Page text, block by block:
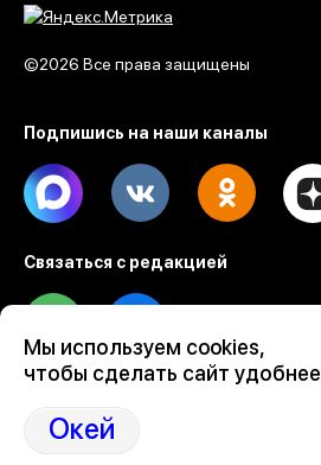
©2026 Все права защищены
Подпишись на наши каналы
Max
Связаться с редакцией
Tel Email
Разработка веб проектов Evrone
Custom software & mobile development
Ruby on Rails development by Evrone
Мы используем cookies,
чтобы сделать сайт удобнее
Окей